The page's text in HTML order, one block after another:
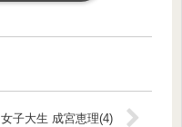
女子大生 成宮恵理(4)